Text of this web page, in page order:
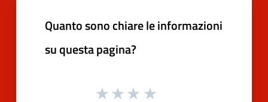
Quanto sono chiare le informazioni
su questa pagina?